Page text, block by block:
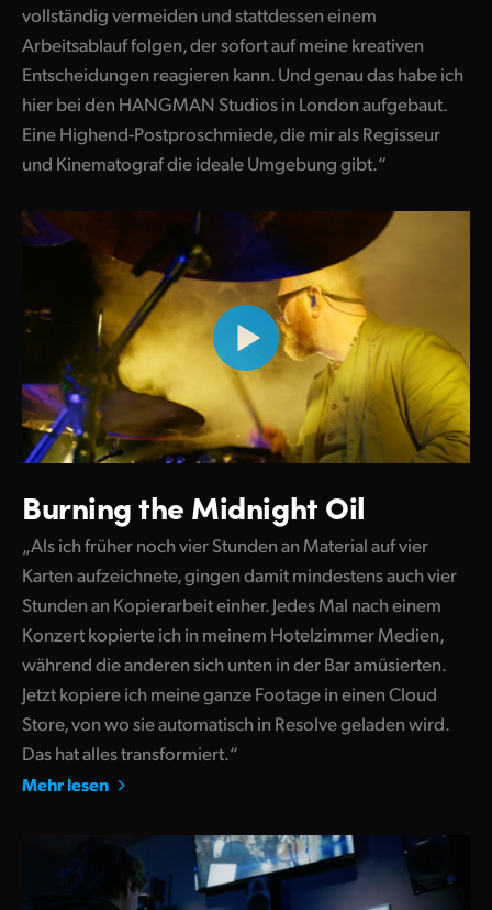
vollständig vermeiden und stattdessen einem
Arbeitsablauf folgen, der sofort auf meine kreativen
Entscheidungen reagieren kann. Und genau das habe ich
hier bei den HANGMAN Studios in London aufgebaut.
Eine Highend-Postproschmiede, die mir als Regisseur
und Kinematograf die ideale Umgebung gibt.“
Burning the Midnight Oil
„Als ich früher noch vier Stunden an Material auf vier
Karten aufzeichnete, gingen damit mindestens auch vier
Stunden an Kopierarbeit einher. Jedes Mal nach einem
Konzert kopierte ich in meinem Hotelzimmer Medien,
während die anderen sich unten in der Bar amüsierten.
Jetzt kopiere ich meine ganze Footage in einen Cloud
Store, von wo sie automatisch in Resolve geladen wird.
Das hat alles transformiert.“
Mehr lesen